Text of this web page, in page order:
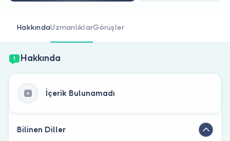
HakkındaUzmanlıklarGörüşler
Hakkında
İçerik Bulunamadı
Bilinen Diller